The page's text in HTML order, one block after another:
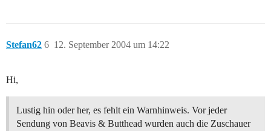
Stefan62 12. September 2004 um 14:22
6
Hi,
Lustig hin oder her, es fehlt ein Warnhinweis. Vor jeder
Sendung von Beavis & Butthead wurden auch die Zuschauer